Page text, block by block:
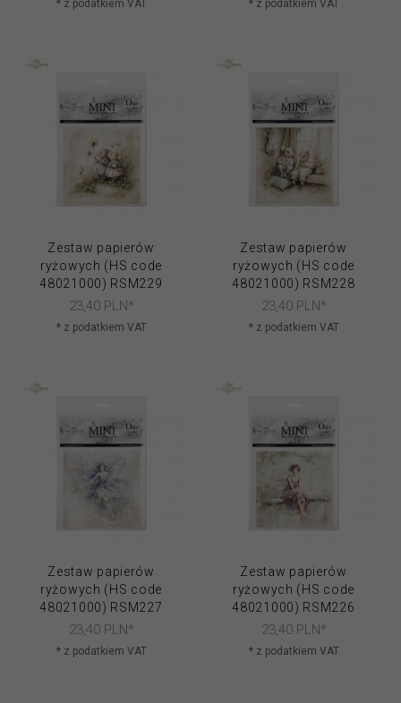
* z podatkiem VAT * z podatkiem VAT
Zestaw papierów
ryżowych (HS code
48021000) RSM229
23,40 PLN*
* z podatkiem VAT
Zestaw papierów
ryżowych (HS code
48021000) RSM228
23,40 PLN*
* z podatkiem VAT
Zestaw papierów
ryżowych (HS code
48021000) RSM227
23,40 PLN*
* z podatkiem VAT
Zestaw papierów
ryżowych (HS code
48021000) RSM226
23,40 PLN*
* z podatkiem VAT